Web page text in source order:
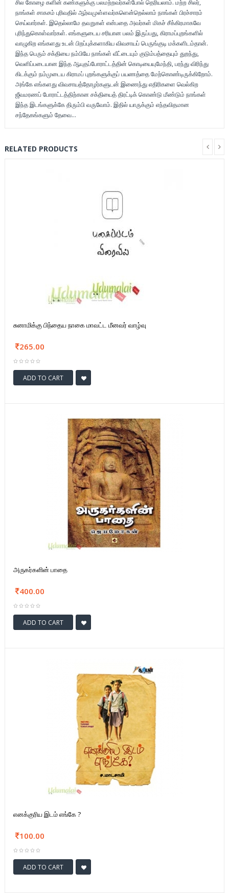
சில கோழை களின் கண்களுக்கு பலமற்றவர்கள்போல் தெரியலாம். மற்ற சிலர்,
நாங்கள் சாகசம் புரிவதில் ஆர்வமுள்ளவர்களென்றெல்லாம் நாங்கள் பிரச்சாரம்
செய்வார்கள். இதெல்லாமே தவறுகள் என்பதை அவர்கள் மிகச் சீக்கிரமாகவே
புரிந்துகொள்வார்கள். எங்களுடைய சரியான பலம் இருப்பது, கிராமப்புறங்களில்
வாழுகிற எங்களது உடன் பிறப்புக்களாகிய விவசாயப் பெருங்குடி மக்களிடம்தான்.
இந்த பெரும் சக்தியை நம்பியே நாங்கள் வீட்டையும் குடும்பத்தையும் துறந்து,
வெளிப்படையான இந்த ஆயுதப்போராட்டத்தின் கொடியையுமேந்தி, பரந்து விரிந்து
கிடக்கும் நம்முடைய கிராமப் புறங்களுக்குப் பயணத்தை மேற்கொண்டிருக்கிறோம்.
அங்கே எங்களது விவசாயத்தோழர்களுடன் இணைந்து எதிரிகளை வெல்கிற
ஜீவமரணப் போராட்டத்திற்கான சக்தியைத் திரட்டிக் கொண்டு மீண்டும் நாங்கள்
இந்த இடங்களுக்கே திரும்பி வருவோம். இதில் யாருக்கும் எந்தவிதமான
சந்தேகங்களும் தேவை…
RELATED PRODUCTS
சுனாமிக்கு பிந்தைய நாகை மாவட்ட மீனவர் வாழ்வு
265.00
ADD TO CART
அருகர்களின் பாதை
400.00
ADD TO CART
எனக்குரிய இடம் எங்கே ?
100.00
ADD TO CART